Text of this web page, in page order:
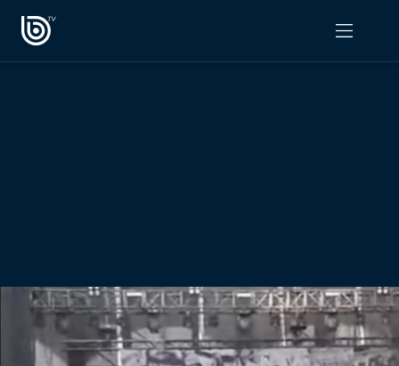
Entrevistas BioBioTV
Comentarios de Tomás Mosciatti